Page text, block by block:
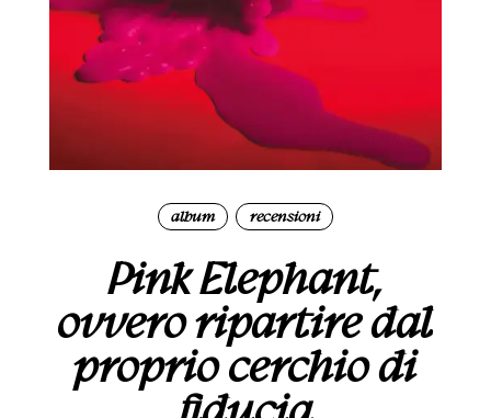
album | recensioni
Pink Elephant,
ovvero ripartire dal
proprio cerchio di